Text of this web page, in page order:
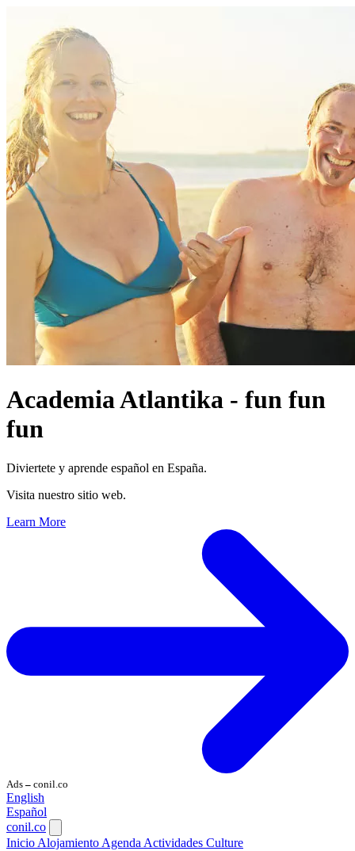
Academia Atlantika - fun fun
fun
Diviertete y aprende español en España.
Visita nuestro sitio web.
Learn More
Ads — conil.co
English
Español
conil.co
InicioAlojamientoAgendaActividades Culture